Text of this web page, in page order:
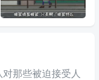
那些被迫接受人